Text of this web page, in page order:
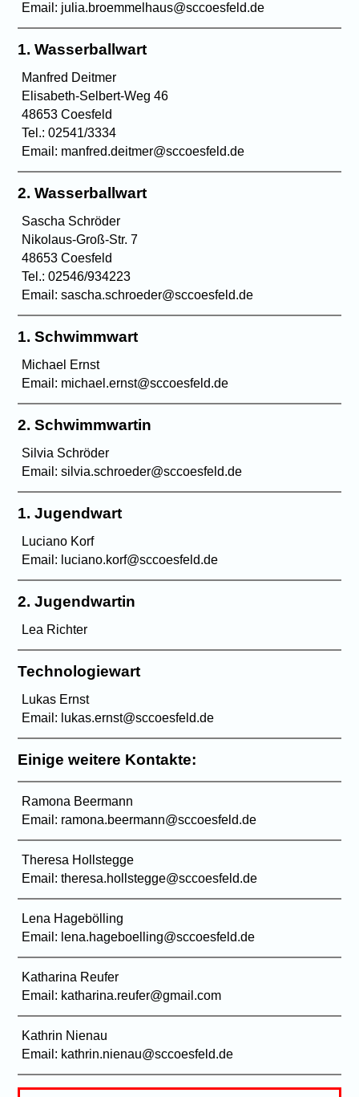
Email: julia.broemmelhaus@sccoesfeld.de
1. Wasserballwart
Manfred Deitmer
Elisabeth-Selbert-Weg 46
48653 Coesfeld
Tel.: 02541/3334
Email: manfred.deitmer@sccoesfeld.de
2. Wasserballwart
Sascha Schröder
Nikolaus-Groß-Str. 7
48653 Coesfeld
Tel.: 02546/934223
Email: sascha.schroeder@sccoesfeld.de
1. Schwimmwart
Michael Ernst
Email: michael.ernst@sccoesfeld.de
2. Schwimmwartin
Silvia Schröder
Email: silvia.schroeder@sccoesfeld.de
1. Jugendwart
Luciano Korf
Email: luciano.korf@sccoesfeld.de
2. Jugendwartin
Lea Richter
Technologiewart
Lukas Ernst
Email: lukas.ernst@sccoesfeld.de
Einige weitere Kontakte:
Ramona Beermann
Email: ramona.beermann@sccoesfeld.de
Theresa Hollstegge
Email: theresa.hollstegge@sccoesfeld.de
Lena Hagebölling
Email: lena.hageboelling@sccoesfeld.de
Katharina Reufer
Email: katharina.reufer@gmail.com
Kathrin Nienau
Email: kathrin.nienau@sccoesfeld.de